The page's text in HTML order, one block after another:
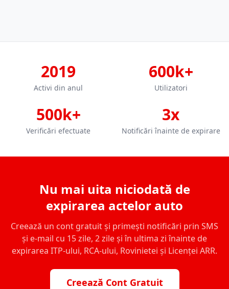
2019
Activi din anul
600k+
Utilizatori
500k+
Verificări efectuate
3x
Notificări înainte de expirare
Nu mai uita niciodată de
expirarea actelor auto
Creează un cont gratuit și primești notificări prin SMS
și e-mail cu 15 zile, 2 zile și în ultima zi înainte de
expirarea ITP-ului, RCA-ului, Rovinietei și Licenței ARR.
Creează Cont Gratuit